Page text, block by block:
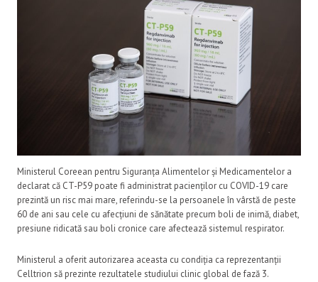
Ministerul Coreean pentru Siguranța Alimentelor și Medicamentelor a
declarat că CT-P59 poate fi administrat pacienților cu COVID-19 care
prezintă un risc mai mare, referindu-se la persoanele în vârstă de peste
60 de ani sau cele cu afecțiuni de sănătate precum boli de inimă, diabet,
presiune ridicată sau boli cronice care afectează sistemul respirator.
Ministerul a oferit autorizarea aceasta cu condiția ca reprezentanții
Celltrion să prezinte rezultatele studiului clinic global de fază 3.